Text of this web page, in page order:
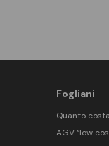
Fogliani
Quanto
AGV “low